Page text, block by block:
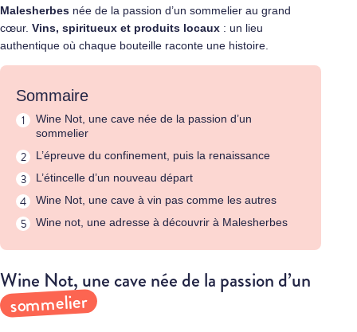
Malesherbes née de la passion d’un sommelier au grand
cœur. Vins, spiritueux et produits locaux : un lieu
authentique où chaque bouteille raconte une histoire.
Sommaire
Wine Not, une cave née de la passion d’un
sommelier
L’épreuve du confinement, puis la renaissance
L’étincelle d’un nouveau départ
Wine Not, une cave à vin pas comme les autres
Wine not, une adresse à découvrir à Malesherbes
Wine Not, une cave née de la passion d’un
sommelier